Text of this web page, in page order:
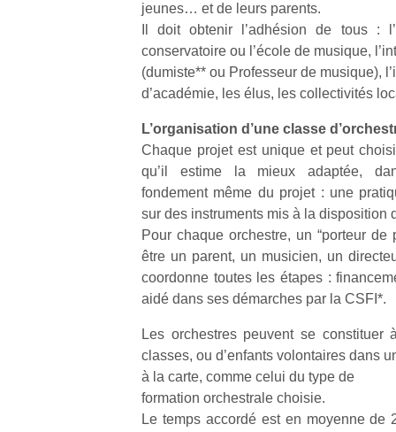
jeunes… et de leurs parents.
Il doit obtenir l’adhésion de tous :
conservatoire ou l’école de musique,
(dumiste** ou Professeur de musique),
d’académie, les élus, les collectivités
L’organisation d’une classe
Chaque projet est unique et peut
qu’il estime la mieux adaptée,
fondement même du projet : une
sur des instruments mis à la disposition
Pour chaque orchestre, un “porteur
être un parent, un musicien, un
coordonne toutes les étapes :
aidé dans ses démarches par la CSFI*.
Les orchestres peuvent se constituer
classes, ou d’enfants volontaires dans
à la carte, comme celui du type de
formation orchestrale choisie.
Le temps accordé est en moyenne de